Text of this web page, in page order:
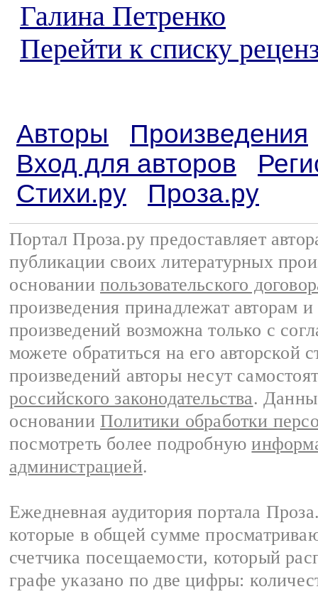
Галина Петренко
Перейти к списку
Авторы
Произведения
Вход для авторов
Стихи.ру
Проза.ру
Портал Проза.ру предоставляет
публикации своих литературных
основании пользовательского
произведения принадлежат авторам
произведений возможна только с
можете обратиться на его авторской
произведений авторы несут
российского законодательства.
основании Политики обработки
посмотреть более подробную
администрацией.
Ежедневная аудитория портала
которые в общей сумме
счетчика посещаемости, который
графе указано по две цифры: